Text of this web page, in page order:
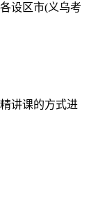
设区市(义乌考
讲课的方式进